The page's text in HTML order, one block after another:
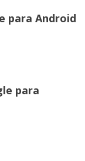
para Android
para